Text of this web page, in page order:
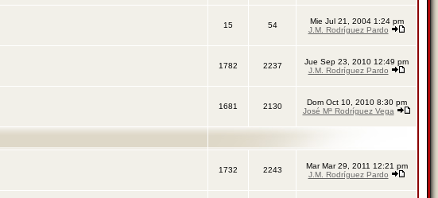
15 54
Mie Jul 21, 2004 1:24 pm
J.M. Rodríguez Pardo
1782 2237
Jue Sep 23, 2010 12:49 pm
J.M. Rodríguez Pardo
1681 2130
Dom Oct 10, 2010 8:30 pm
José Mª Rodríguez Vega
1732 2243
Mar Mar 29, 2011 12:21 pm
J.M. Rodríguez Pardo